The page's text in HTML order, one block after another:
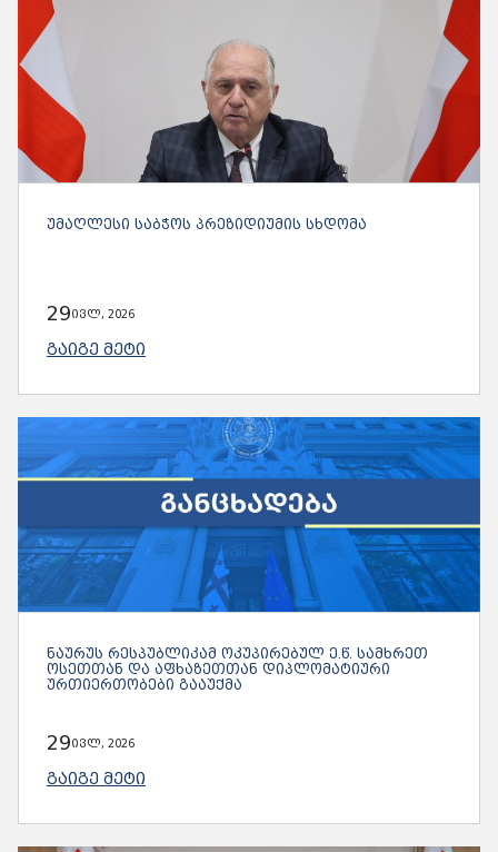
ᲣᲛᲐᲦᲚᲔᲡᲘ ᲡᲐᲑᲭᲝᲡ ᲞᲠᲔᲖᲘᲓᲘᲣᲛᲘᲡ ᲡᲮᲓᲝᲛᲐ
29ივლ, 2026
ᲒᲐᲘᲒᲔ ᲛᲔᲢᲘ
ᲜᲐᲣᲠᲣᲡ ᲠᲔᲡᲞᲣᲑᲚᲘᲙᲐᲛ ᲝᲙᲣᲞᲘᲠᲔᲑᲣᲚ Ე.Წ. ᲡᲐᲛᲮᲠᲔᲗ
ᲝᲡᲔᲗᲗᲐᲜ ᲓᲐ ᲐᲤᲮᲐᲖᲔᲗᲗᲐᲜ ᲓᲘᲞᲚᲝᲛᲐᲢᲘᲣᲠᲘ
ᲣᲠᲗᲘᲔᲠᲗᲝᲑᲔᲑᲘ ᲒᲐᲐᲣᲥᲛᲐ
29ივლ, 2026
ᲒᲐᲘᲒᲔ ᲛᲔᲢᲘ